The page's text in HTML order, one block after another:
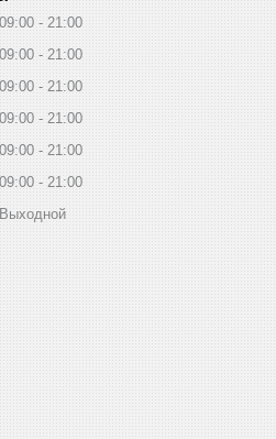
09:00
21:00
09:00
21:00
09:00
21:00
09:00
21:00
09:00
21:00
09:00
21:00
Выходной